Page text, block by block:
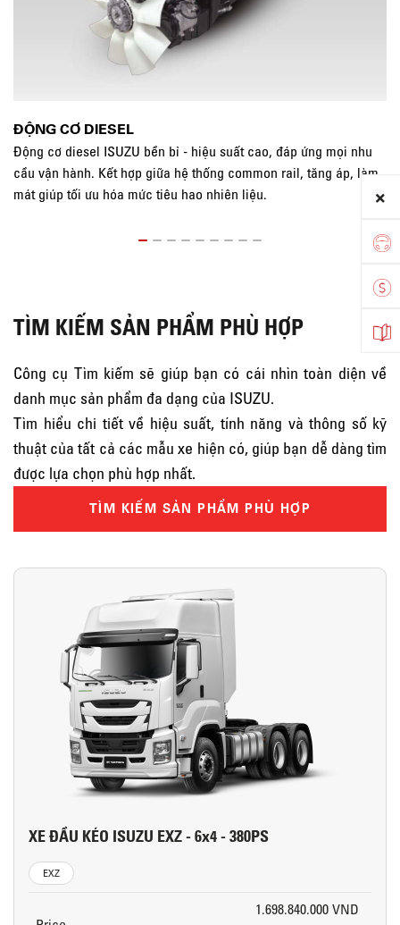
ĐỘNG CƠ DIESEL
Động cơ diesel ISUZU bền bỉ - hiệu suất cao, đáp ứng mọi nhu
cầu vận hành. Kết hợp giữa hệ thống common rail, tăng áp, làm
mát giúp tối ưu hóa mức tiêu hao nhiên liệu.
TÌM KIẾM SẢN PHẨM PHÙ HỢP
Công cụ Tìm kiếm sẽ giúp bạn có cái nhìn toàn diện về
danh mục sản phẩm đa dạng của ISUZU.
Tìm hiểu chi tiết về hiệu suất, tính năng và thông số kỹ
thuật của tất cả các mẫu xe hiện có, giúp bạn dễ dàng tìm
được lựa chọn phù hợp nhất.
TÌM KIẾM SẢN PHẨM PHÙ HỢP
XE ĐẦU KÉO ISUZU EXZ - 6x4 - 380PS
EXZ
1.698.840.000 VND